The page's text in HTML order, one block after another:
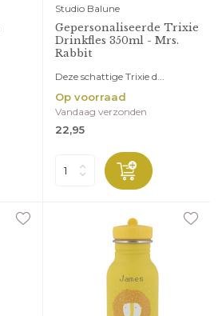
Studio Balune
Gepersonaliseerde Trixie
Drinkfles 350ml - Mrs.
Rabbit
Deze schattige Trixie d...
Op voorraad
Vandaag verzonden
22,95